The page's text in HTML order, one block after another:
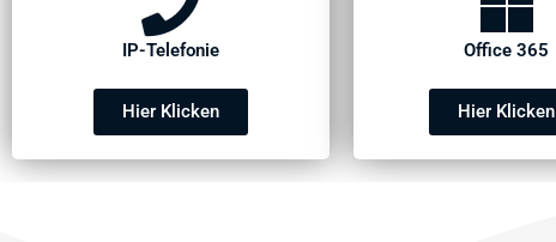
IP-Telefonie
Hier Klicken
Office 365
Hier Klicken